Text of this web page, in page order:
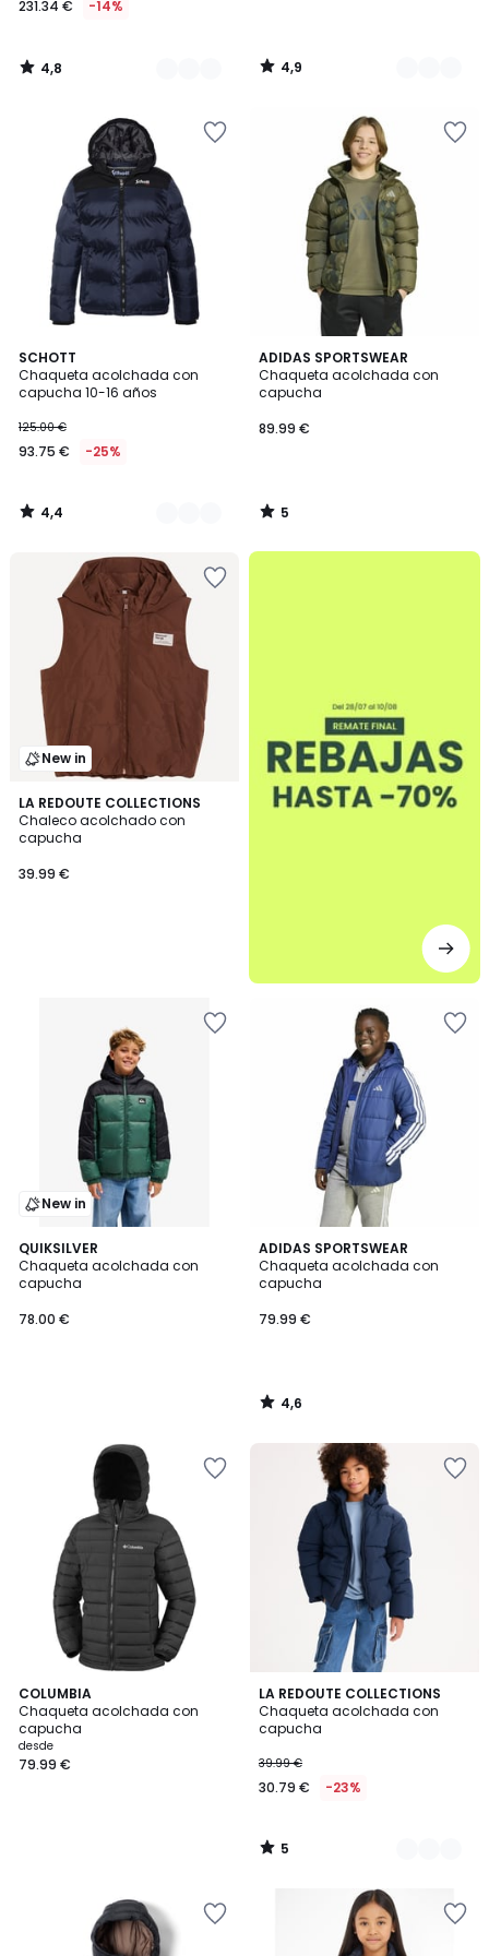
en
de
269.00
descuento
aplicado.
231.34 € -14%
4,8
/
4,9
/
SCHOTT
Chaqueta acolchada con
capucha 10-16 años
125.00 €
93.75 € -25%
4,4
/ 5
2
Colores
4,4
/
ADIDAS SPORTSWEAR
Chaqueta acolchada con
capucha
89.99 €
5
/
5
5
/
New in
LA REDOUTE COLLECTIONS
Chaleco acolchado con
capucha
39.99 €
.
New in
QUIKSILVER
Chaqueta acolchada con
capucha
78.00 €
ADIDAS SPORTSWEAR
Chaqueta acolchada con
capucha
79.99 €
4,6
/ 5
4,6
/
COLUMBIA
Chaqueta acolchada con
capucha
desde
79.99 €
LA REDOUTE COLLECTIONS
Chaqueta acolchada con
capucha
39.99 €
30.79 € -23%
5
/
5
2
Colores
5
/